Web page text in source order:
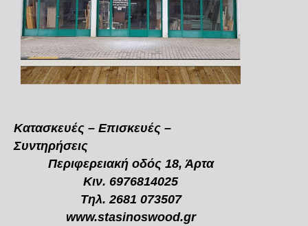
Κατασκευές – Επισκευές –
Συντηρήσεις
Περιφερειακή οδός 18, Άρτα
Κιν. 6976814025
Τηλ. 2681 073507
www.stasinoswood.gr